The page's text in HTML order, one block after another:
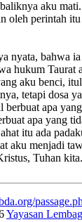
aku
oleh perintah
bahwa
hukum Taurat
aku benci,
tetapi dosa
berbuat apa
apa yang
itu ada
aku menjadi
Tuhan kita.
Yayasan